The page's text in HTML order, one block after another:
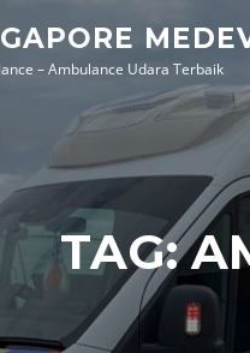
– Ambulance Udara Terbaik
TAG: